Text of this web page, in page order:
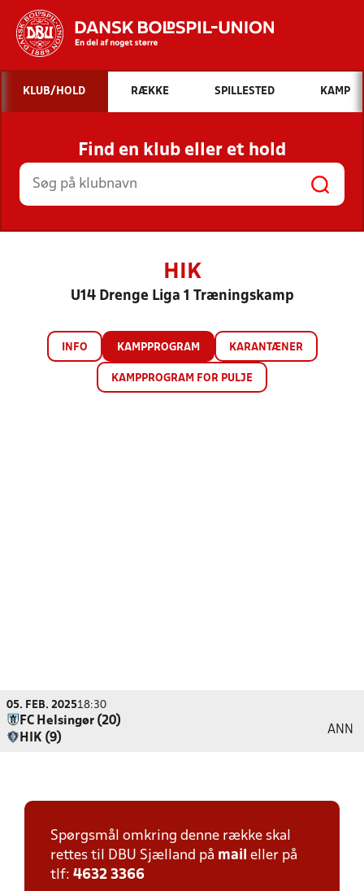
Hvad vil du søge efter?
INDHOLD OG NYHEDER
STILLINGER, RESULTATER, KLUBBER OG
HOLD
KLUB/HOLD RÆKKE SPILLESTED KAMP
Find en klub eller et hold
HIK
U14 Drenge Liga 1 Træningskamp
INFO KAMPPROGRAM KARANTÆNER
KAMPPROGRAM FOR PULJE
05. FEB. 202518:30
FC Helsingør (20)
HIK (9)
ANN
Spørgsmål omkring denne række skal
rettes til DBU Sjælland på mail eller på
tlf: 4632 3366